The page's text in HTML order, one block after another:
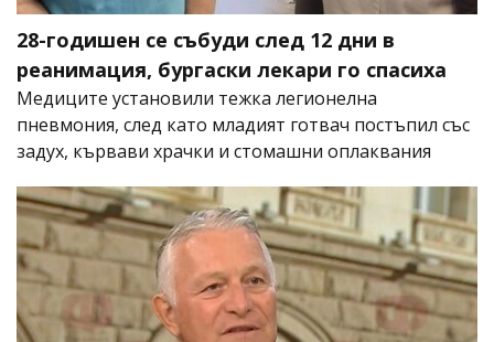
28-годишен се събуди след 12 дни в
реанимация, бургаски лекари го спасиха
Медиците установили тежка легионелна
пневмония, след като младият готвач постъпил със
задух, кървави храчки и стомашни оплаквания